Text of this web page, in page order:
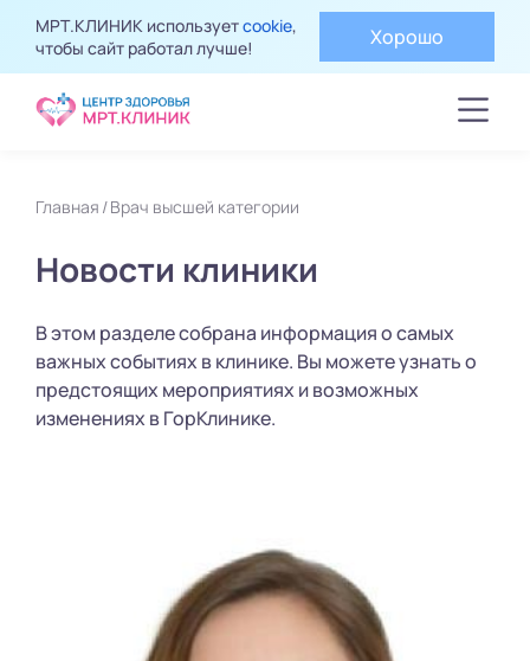
МРТ.КЛИНИК используетcookie,
чтобы сайт работал лучше!
Хорошо
Главная Врач высшей категории
Новости клиники
В этом разделе собрана информация о самых
важных событиях в клинике. Вы можете узнать о
предстоящих мероприятиях и возможных
изменениях в ГорКлинике.